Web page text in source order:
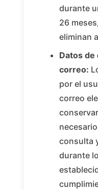
durante
26
eliminan
Datos
correo:
por el
correo
consulta
durante